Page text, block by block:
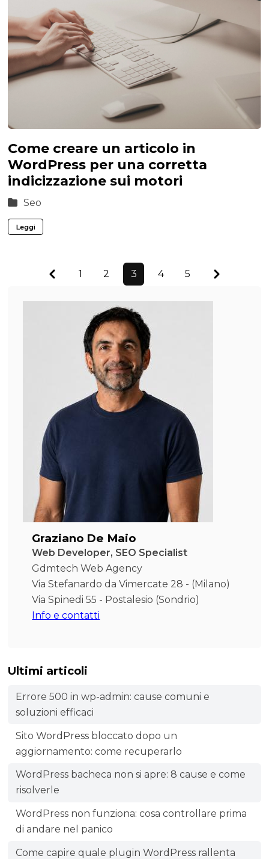
Come creare un articolo in
WordPress per una corretta
indicizzazione sui motori
Seo
Leggi
Previous1 2 3 4 5 Next
Graziano De Maio
Web Developer, SEO Specialist
Gdmtech Web Agency
Via Stefanardo da Vimercate 28 - (Milano)
Via Spinedi 55 - Postalesio (Sondrio)
Info e contatti
Ultimi articoli
Errore 500 in wp-admin: cause comuni e
soluzioni efficaci
Sito WordPress bloccato dopo un
aggiornamento: come recuperarlo
WordPress bacheca non si apre: 8 cause e come
risolverle
WordPress non funziona: cosa controllare prima
di andare nel panico
Come capire quale plugin WordPress rallenta